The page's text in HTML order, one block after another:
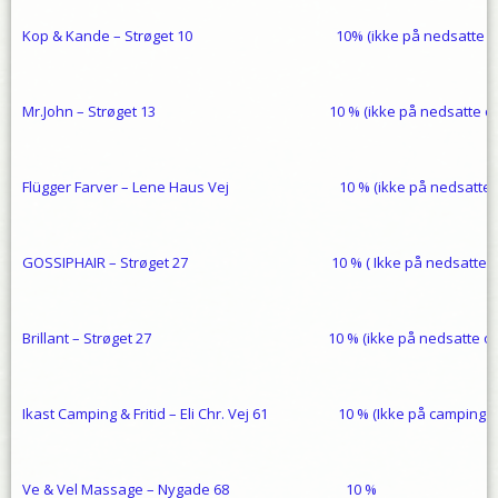
Kop & Kande – Strøget 10 10% (ikke på nedsatte og
Mr.John – Strøget 13 10 % (ikke på nedsatte og
Flügger Farver – Lene Haus Vej 10 % (ikke på nedsatte
GOSSIPHAIR – Strøget 27 10 % ( Ikke på nedsatte og
Brillant – Strøget 27 10 % (ikke på nedsatte og
Ikast Camping & Fritid – Eli Chr. Vej 61 10 % (Ikke på camping
Ve & Vel Massage – Nygade 68 10 %